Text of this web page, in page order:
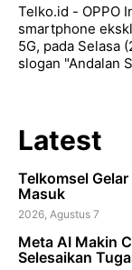
Telko.id - OPPO
smartphone
5G, pada Selasa (25/2/2026).
slogan "Andalan
Latest
Telkomsel
Masuk
2026, Agustus 7
Meta AI Makin
Selesaikan